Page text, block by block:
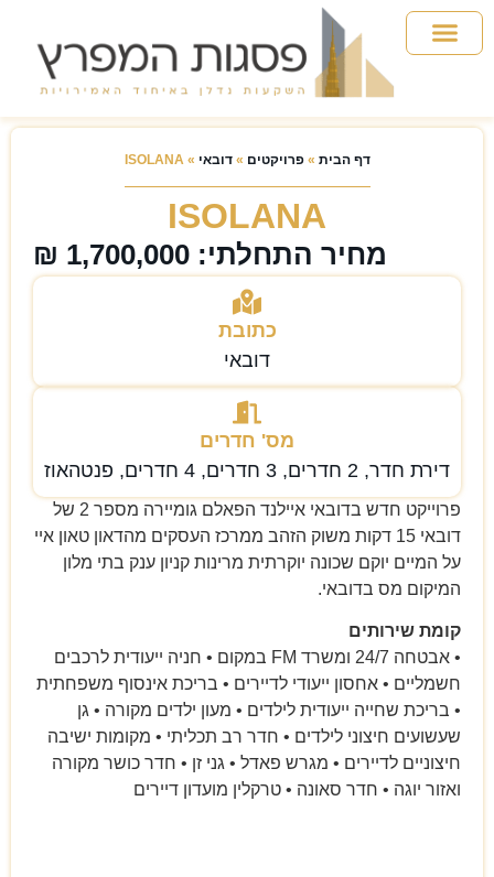
דף הבית »פרויקטים »דובאי »
ISOLANA
ISOLANA
מחיר התחלתי: 1,700,000 ₪
כתובת
דובאי
מס' חדרים
דירת חדר, 2 חדרים, 3 חדרים, 4 חדרים, פנטהאוז
פרוייקט חדש בדובאי איילנד הפאלם גומיירה מספר 2 של
דובאי 15 דקות משוק הזהב ממרכז העסקים מהדאון טאון איי
על המיים יוקם שכונה יוקרתית מרינות קניון ענק בתי מלון
המיקום מס בדובאי.
קומת שירותים
• אבטחה 24/7 ומשרד FM במקום • חניה ייעודית לרכבים
חשמליים • אחסון ייעודי לדיירים • בריכת אינסוף משפחתית
• בריכת שחייה ייעודית לילדים • מעון ילדים מקורה • גן
שעשועים חיצוני לילדים • חדר רב תכליתי • מקומות ישיבה
חיצוניים לדיירים • מגרש פאדל • גני זן • חדר כושר מקורה
ואזור יוגה • חדר סאונה • טרקלין מועדון דיירים